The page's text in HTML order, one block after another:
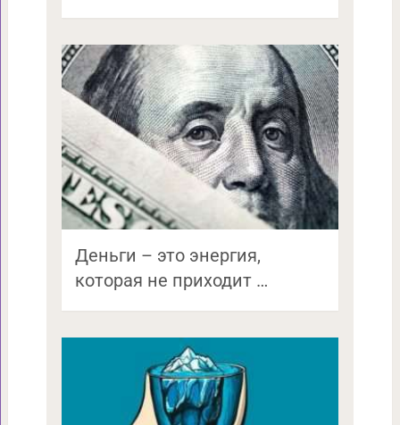
Деньги – это энергия,
которая не приходит …